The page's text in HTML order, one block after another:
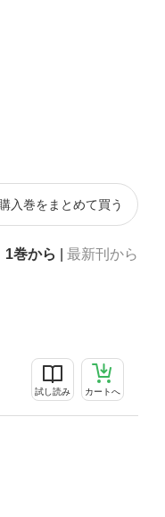
入巻をまとめて買う
1巻から 最新刊から
試し読み カートへ